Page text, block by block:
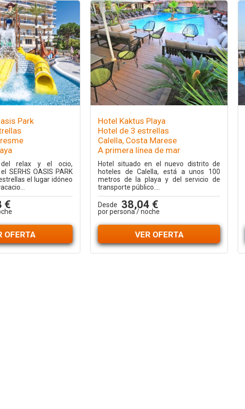
Park
del relax y el ocio,
SERHS OASIS PARK
el lugar idóneo
€
OFERTA
Hotel Kaktus Playa
Hotel de 3 estrellas
Calella, Costa Marese
A primera línea de mar
Hotel situado en el nuevo distrito de
hoteles de Calella, está a unos 100
metros de la playa y del servicio de
transporte público....
Desde 38,04 €
por persona / noche
VER OFERTA